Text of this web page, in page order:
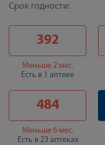
Срок годности:
392
Меньше 2 мес.
Есть в 1 аптеке
484
Меньше 6 мес.
Есть в 23 аптеках